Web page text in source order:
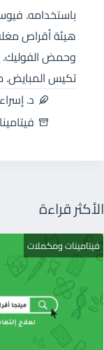
هيئة أقراص
وحمض
تكيس
د.
الأكثر قراءة
فيتامينات ومكملات